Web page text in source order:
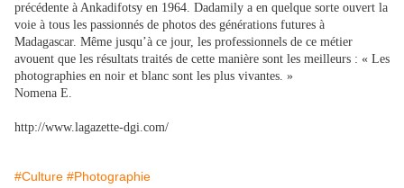
précédente à Ankadifotsy en 1964. Dadamily a en quelque sorte ouvert la
voie à tous les passionnés de photos des générations futures à
Madagascar. Même jusqu’à ce jour, les professionnels de ce métier
avouent que les résultats traités de cette manière sont les meilleurs : « Les
photographies en noir et blanc sont les plus vivantes. »
Nomena E.
http://www.lagazette-dgi.com/
#Culture #Photographie